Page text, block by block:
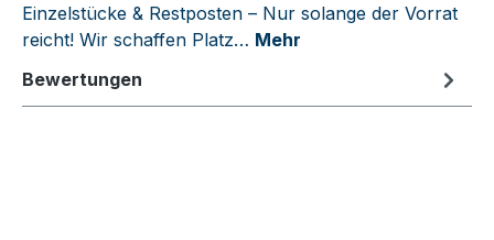
Einzelstücke & Restposten – Nur solange der Vorrat
reicht! Wir schaffen Platz… Mehr
Bewertungen